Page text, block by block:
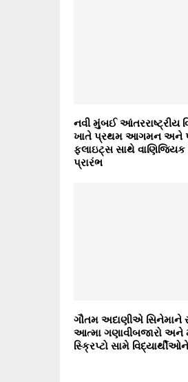
નવી મુંબઈ આંતરરાષ્ટ્રીય
ખાતે પ્રથમ આગમન અને
ફ્લાઇટ્સ સાથે વાણિજ્યિક
પ્રારંભ
ગૌતમ અદાણીએ સિનેમાને
આત્મા ગણાવીબજારો અને
સ્ક્રિપ્ટો સામે